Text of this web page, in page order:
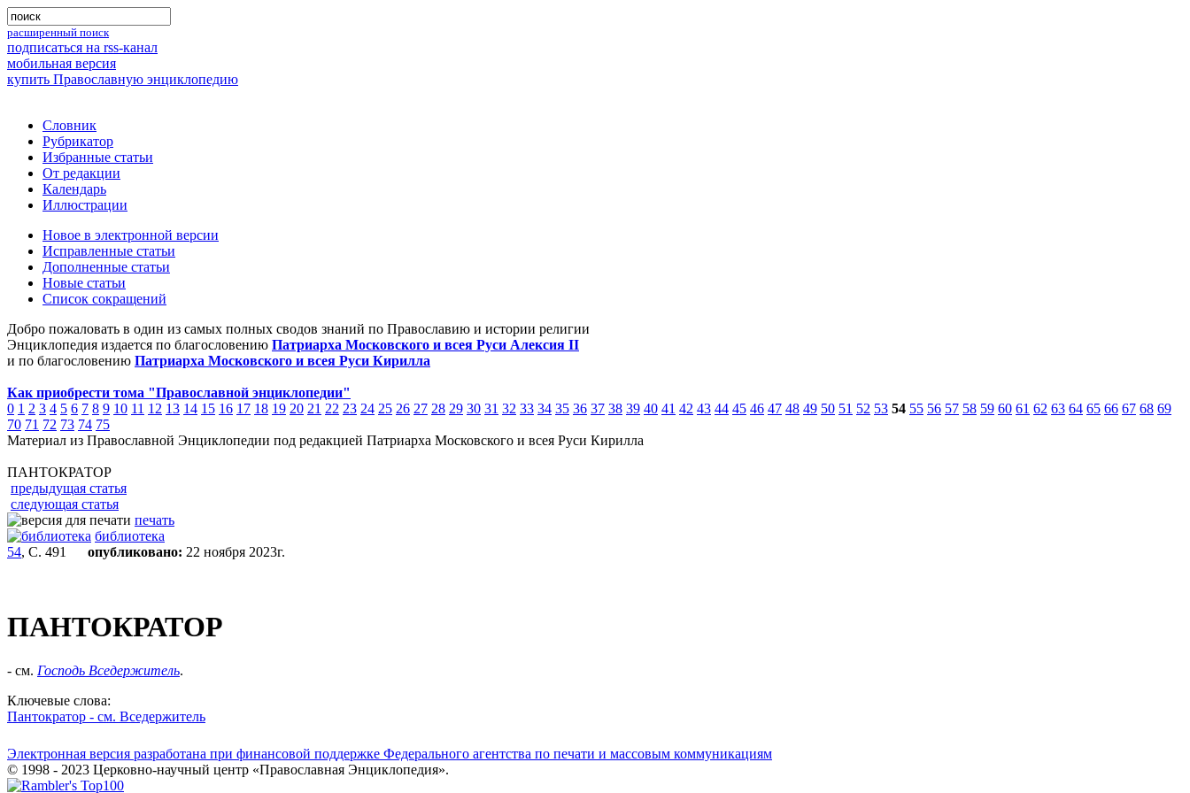
расширенный поиск
подписаться на rss-канал
мобильная версия
купить Православную энциклопедию
Словник
Рубрикатор
Избранные статьи
От редакции
Календарь
Иллюстрации
Новое в электронной версии
Исправленные статьи
Дополненные статьи
Новые статьи
Список сокращений
Добро пожаловать в один из самых полных сводов знаний по Православию и истории религии
Энциклопедия издается по благословению Патриарха Московского и всея Руси Алексия II
и по благословению Патриарха Московского и всея Руси Кирилла
Как приобрести тома "Православной энциклопедии"
0 1 2 3 4 5 6 7 8 9 10 11 12 13 14 15 16 17 18 19 20 21 22 23 24 25 26 27 28 29 30 31 32 33 34 35 36 37 38 39 40 41 42 43 44 45 46 47 48 49 50 51 52 53 54 55 56 57 58 59 60 61 62 63 64 65 66 67 68 69
70 71 72 73 74 75
Материал из Православной Энциклопедии под редакцией Патриарха Московского и всея Руси Кирилла
ПАНТОКРАТОР
предыдущая статья
следующая статья
печать
библиотека
54, С. 491 опубликовано: 22 ноября 2023г.
ПАНТОКРАТОР
- см. Господь Вседержитель.
Ключевые слова:
Пантократор - см. Вседержитель
Электронная версия разработана при финансовой поддержке Федерального агентства по печати и массовым коммуникациям
© 1998 - 2023 Церковно-научный центр «Православная Энциклопедия».